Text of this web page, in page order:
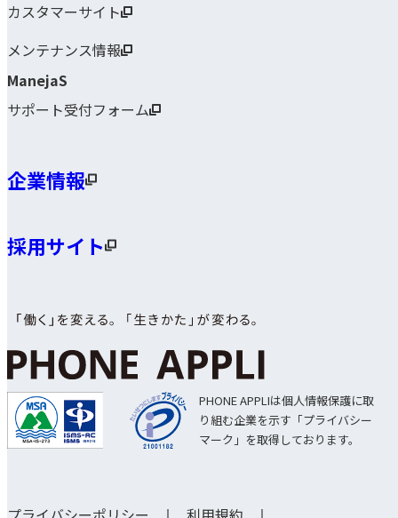
カスタマーサイト
メンテナンス情報
ManejaS
サポート受付フォーム
企業情報
採用サイト
PHONE APPLIは個人情報保護に取
り組む企業を示す「プライバシー
マーク」を取得しております。